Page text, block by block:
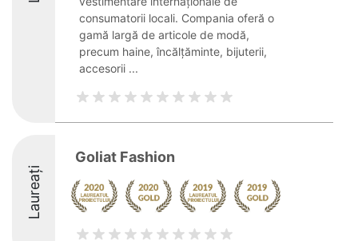
consumatorii locali. Compania oferă o
gamă largă de articole de modă,
precum haine, încălțăminte, bijuterii,
accesorii ...
Laureați
Goliat Fashion